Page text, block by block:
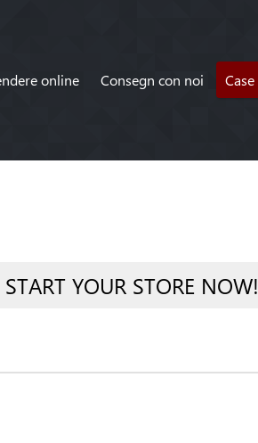
online Consegn con noi
YOUR STORE NOW!